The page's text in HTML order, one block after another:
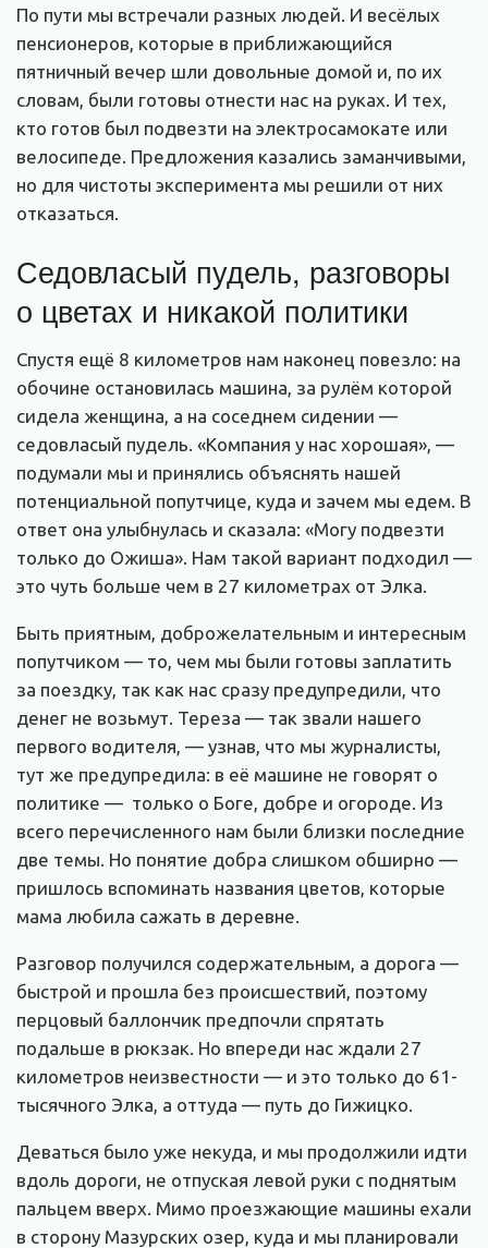
По пути мы встречали разных людей. И весёлых
пенсионеров, которые в приближающийся
пятничный вечер шли довольные домой и, по их
словам, были готовы отнести нас на руках. И тех,
кто готов был подвезти на электросамокате или
велосипеде. Предложения казались заманчивыми,
но для чистоты эксперимента мы решили от них
отказаться.
Седовласый пудель, разговоры
о цветах и никакой политики
Спустя ещё 8 километров нам наконец повезло: на
обочине остановилась машина, за рулём которой
сидела женщина, а на соседнем сидении —
седовласый пудель. «Компания у нас хорошая», —
подумали мы и принялись объяснять нашей
потенциальной попутчице, куда и зачем мы едем. В
ответ она улыбнулась и сказала: «Могу подвезти
только до Ожиша». Нам такой вариант подходил —
это чуть больше чем в 27 километрах от Элка.
Быть приятным, доброжелательным и интересным
попутчиком — то, чем мы были готовы заплатить
за поездку, так как нас сразу предупредили, что
денег не возьмут. Тереза — так звали нашего
первого водителя, — узнав, что мы журналисты,
тут же предупредила: в её машине не говорят о
политике — только о Боге, добре и огороде. Из
всего перечисленного нам были близки последние
две темы. Но понятие добра слишком обширно —
пришлось вспоминать названия цветов, которые
мама любила сажать в деревне.
Разговор получился содержательным, а дорога —
быстрой и прошла без происшествий, поэтому
перцовый баллончик предпочли спрятать
подальше в рюкзак. Но впереди нас ждали 27
километров неизвестности — и это только до 61-
тысячного Элка, а оттуда — путь до Гижицко.
Деваться было уже некуда, и мы продолжили идти
вдоль дороги, не отпуская левой руки с поднятым
пальцем вверх. Мимо проезжающие машины ехали
в сторону Мазурских озер, куда и мы планировали